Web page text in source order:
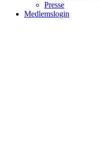
Presse
Medlemslogin